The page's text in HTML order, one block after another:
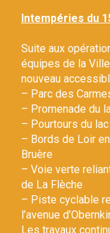
Intempéries du
Suite aux
équipes de la
nouveau
– Parc des
– Promenade du
– Pourtours du
– Bords de Loir
Bruère
– Voie verte
de La Flèche
– Piste cyclable
l’avenue
Les travaux